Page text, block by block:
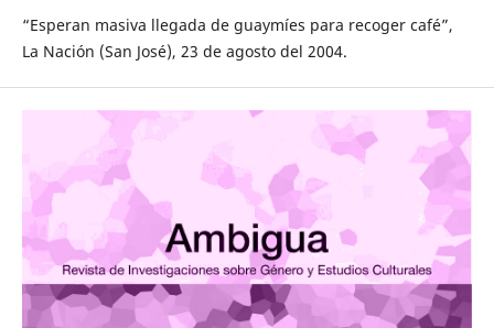
“Esperan masiva llegada de guaymíes para recoger café”,
La Nación (San José), 23 de agosto del 2004.